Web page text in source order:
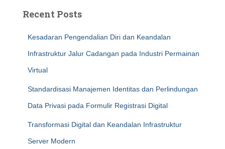
Recent Posts
Kesadaran Pengendalian Diri dan Keandalan
Infrastruktur Jalur Cadangan pada Industri Permainan
Virtual
Standardisasi Manajemen Identitas dan Perlindungan
Data Privasi pada Formulir Registrasi Digital
Transformasi Digital dan Keandalan Infrastruktur
Server Modern